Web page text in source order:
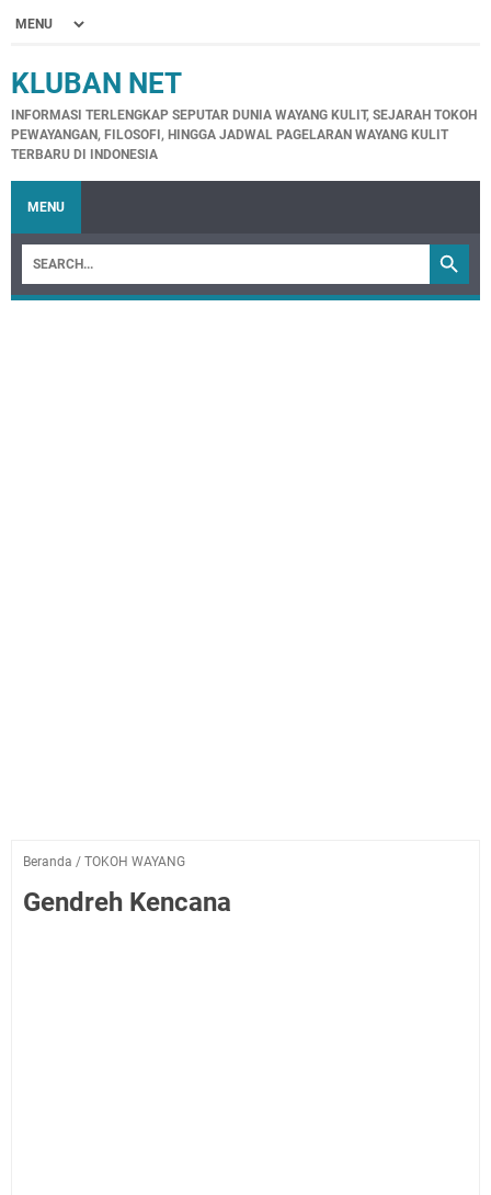
KLUBAN NET
INFORMASI TERLENGKAP SEPUTAR DUNIA WAYANG KULIT, SEJARAH TOKOH
PEWAYANGAN, FILOSOFI, HINGGA JADWAL PAGELARAN WAYANG KULIT
TERBARU DI INDONESIA
MENU
Beranda / TOKOH WAYANG
Gendreh Kencana